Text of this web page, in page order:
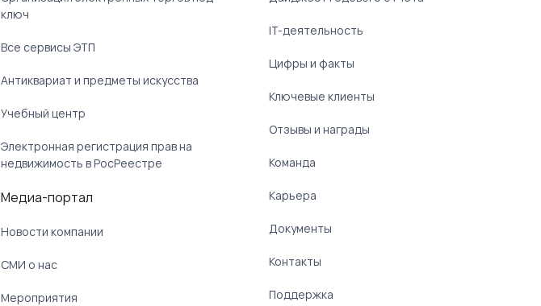
ключ
Все сервисы ЭТП
Антиквариат и предметы искусства
Учебный центр
Электронная регистрация прав на
недвижимость в РосРеестре
Медиа-портал
Новости компании
СМИ о нас
Мероприятия
IT-деятельность
Цифры и факты
Ключевые клиенты
Отзывы и награды
Команда
Карьера
Документы
Контакты
Поддержка